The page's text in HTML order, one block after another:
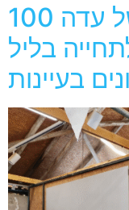
100 שנים אחרי סיפורה של עדה
בליל
בעיינות